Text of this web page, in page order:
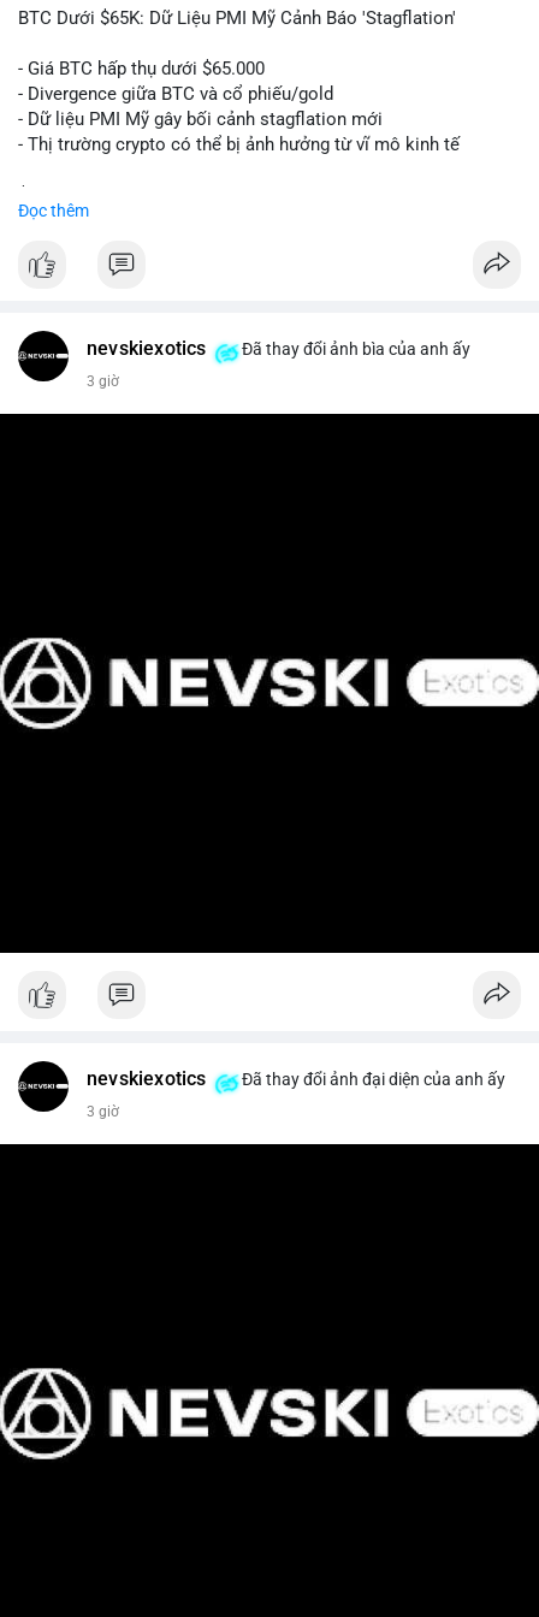
📰 Nguồn: Cointelegraph
BTC Dưới $65K: Dữ Liệu PMI Mỹ Cảnh Báo 'Stagflation'
- Giá BTC hấp thụ dưới $65.000
- Divergence giữa BTC và cổ phiếu/gold
- Dữ liệu PMI Mỹ gây bối cảnh stagflation mới
- Thị trường crypto có thể bị ảnh hưởng từ vĩ mô kinh tế
Đọc thêm
nevskiexotics Đã thay đổi ảnh bìa của anh ấy
3 giờ
nevskiexotics Đã thay đổi ảnh đại diện của anh ấy
3 giờ